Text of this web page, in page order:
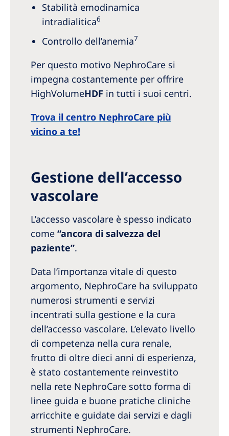
Stabilità emodinamica
intradialitica6
Controllo dell’anemia7
Per questo motivo NephroCare si
impegna costantemente per offrire
HighVolumeHDF in tutti i suoi centri.
Trova il centro NephroCare più
vicino a te!
Gestione dell’accesso
vascolare
L’accesso vascolare è spesso indicato
come “ancora di salvezza del
paziente”.
Data l’importanza vitale di questo
argomento, NephroCare ha sviluppato
numerosi strumenti e servizi
incentrati sulla gestione e la cura
dell’accesso vascolare. L’elevato livello
di competenza nella cura renale,
frutto di oltre dieci anni di esperienza,
è stato costantemente reinvestito
nella rete NephroCare sotto forma di
linee guida e buone pratiche cliniche
arricchite e guidate dai servizi e dagli
strumenti NephroCare.